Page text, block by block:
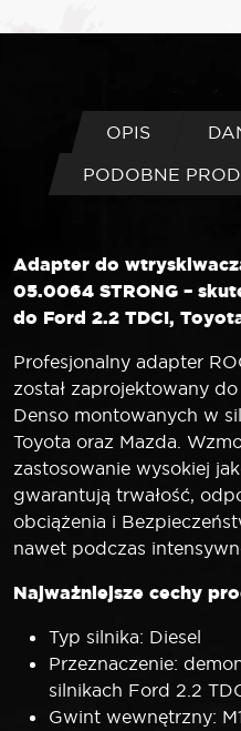
OPIS
PODOBNE
Adapter do
05.0064 STRONG –
do Ford 2.2 TDCI,
Profesjonalny adapter
został zaprojektowany
Denso montowanych w
Toyota oraz Mazda.
zastosowanie wysokiej
gwarantują trwałość,
obciążenia i
nawet podczas
Najważniejsze cechy
Typ silnika: Diesel
Przeznaczenie:
silnikach Ford 2.2
Gwint wewnętrzny: